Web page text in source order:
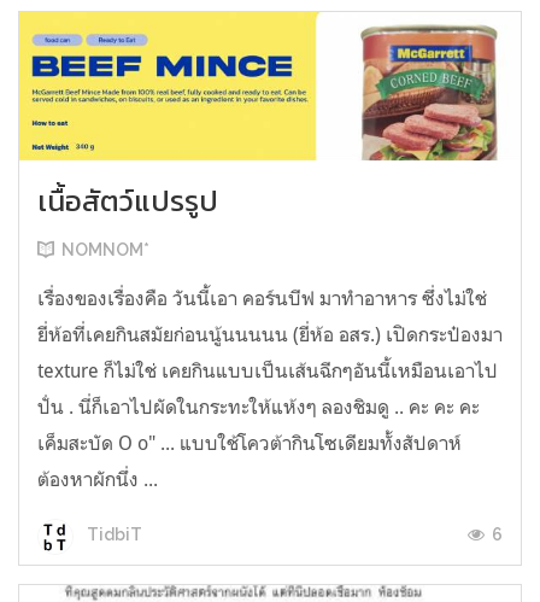
เนื้อสัตว์แปรรูป
NOMNOM*
เรื่องของเรื่องคือ วันนี้เอา คอร์นบีฟ มาทำอาหาร ซึ่งไม่ใช่
ยี่ห้อที่เคยกินสมัยก่อนนู้นนนนน (ยี่ห้อ อสร.) เปิดกระป๋องมา
texture ก็ไม่ใช่ เคยกินแบบเป็นเส้นฉีกๆอันนี้เหมือนเอาไป
ปั่น . นี่ก็เอาไปผัดในกระทะให้แห้งๆ ลองชิมดู .. คะ คะ คะ
เค็มสะบัด O o" ... แบบใช้โควต้ากินโซเดียมทั้งสัปดาห์
ต้องหาผักนึ่ง ...
TidbiT 6